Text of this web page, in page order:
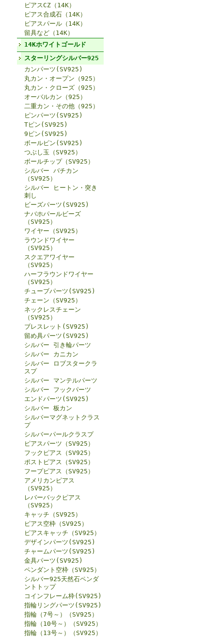
ピアスCZ（14K）
ピアス合成石（14K）
ピアスパール（14K）
留具など（14K）
14Kホワイトゴールド
スターリングシルバー925
カンパーツ(SV925)
丸カン・オープン（925）
丸カン・クローズ（925）
オーバルカン（925）
二重カン・その他（925）
ピンパーツ(SV925)
Tピン(SV925)
9ピン(SV925)
ボールピン(SV925)
つぶし玉（SV925）
ボールチップ（SV925）
シルバー バチカン
（SV925）
シルバー ヒートン・突き
刺し
ビーズパーツ(SV925)
ナバホパールビーズ
（SV925）
ワイヤー（SV925）
ラウンドワイヤー
（SV925）
スクエアワイヤー
（SV925）
ハーフラウンドワイヤー
（SV925）
チューブパーツ(SV925)
チェーン（SV925）
ネックレスチェーン
（SV925）
ブレスレット(SV925)
留め具パーツ(SV925)
シルバー 引き輪パーツ
シルバー カニカン
シルバー ロブスタークラ
スプ
シルバー マンテルパーツ
シルバー フックパーツ
エンドパーツ(SV925)
シルバー 板カン
シルバーマグネットクラス
プ
シルバーパールクラスプ
ピアスパーツ（SV925）
フックピアス（SV925）
ポストピアス（SV925）
フープピアス（SV925）
アメリカンピアス
（SV925）
レバーバックピアス
（SV925）
キャッチ（SV925）
ピアス空枠（SV925）
ピアスキャッチ（SV925）
デザインパーツ(SV925)
チャームパーツ(SV925)
金具パーツ(SV925)
ペンダント空枠（SV925）
シルバー925天然石ペンダ
ントトップ
コインフレーム枠(SV925)
指輪リングパーツ(SV925)
指輪（7号～）（SV925）
指輪（10号～）（SV925）
指輪（13号～）（SV925）